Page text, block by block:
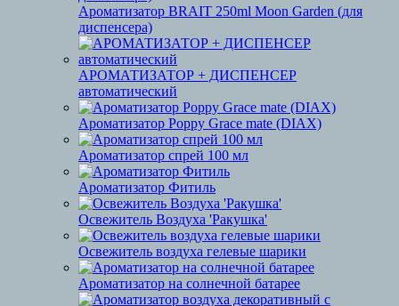
Ароматизатор BRAIT 250ml Moon Garden (для
диспенсера)
АРОМАТИЗАТОР + ДИСПЕНСЕР
автоматический
Ароматизатор Poppy Grace mate (DIAX)
Ароматизатор спрей 100 мл
Ароматизатор Фитиль
Освежитель Воздуха 'Ракушка'
Освежитель воздуха гелевые шарики
Ароматизатор на солнечной батарее